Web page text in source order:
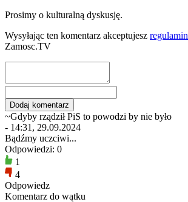
Prosimy o kulturalną dyskusję.
Wysyłając ten komentarz akceptujesz regulamin
Zamosc.TV
~Gdyby rządził PiS to powodzi by nie było
- 14:31, 29.09.2024
Bądźmy uczciwi...
Odpowiedzi: 0
1
4
Odpowiedz
Komentarz do wątku